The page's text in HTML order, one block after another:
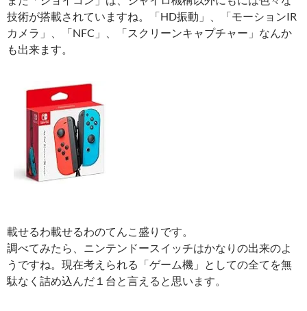
技術が搭載されていますね。「HD振動」、「モーションIR
カメラ」、「NFC」、「スクリーンキャプチャー」なんか
も出来ます。
載せるわ載せるわのてんこ盛りです。
調べてみたら、ニンテンドースイッチはかなりの出来のよ
うですね。現在考えられる「ゲーム機」としての全てを無
駄なく詰め込んだ１台と言えると思います。